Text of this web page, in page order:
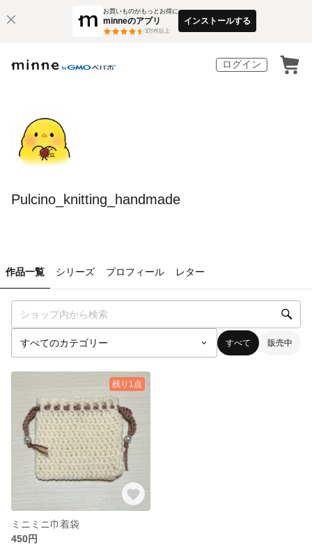
お買いものがもっとお得に
minneのアプリ
3万件以上
インストールする
ログイン
Pulcino_knitting_handmade
作品一覧 シリーズ プロフィール レター
すべて 販売中
残り1点
ミニミニ巾着袋
450円